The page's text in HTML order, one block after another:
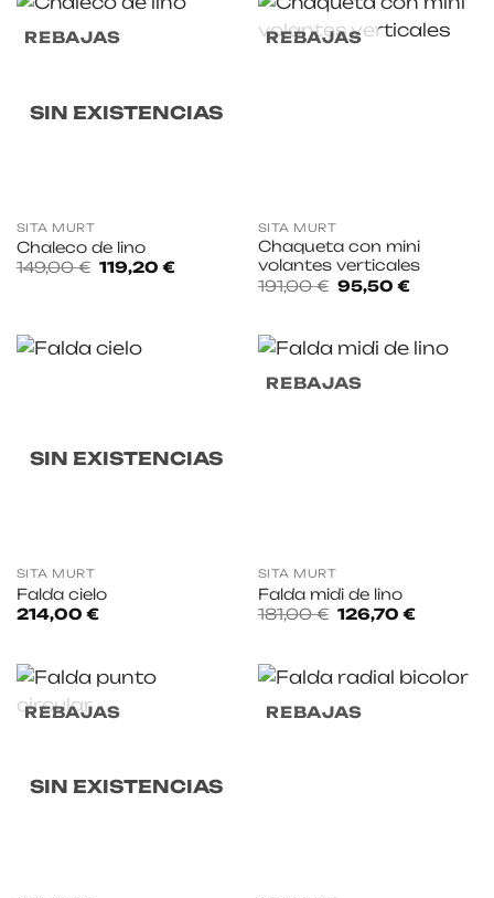
REBAJAS
SIN EXISTENCIAS
SITA MURT
Chaleco de lino
149,00€ El
precio
119,20 €El
REBAJAS
SITA MURT
Chaqueta con mini
volantes verticales
191,00€ El
precio
191,00 €.
95,50 €El
95,50 €.
SIN EXISTENCIAS
SITA MURT
Falda cielo
214,00 €
REBAJAS
SITA MURT
Falda midi de lino
181,00€ El
precio
181,00 €.
126,70 €El
126,70 €.
REBAJAS
SIN EXISTENCIAS
REBAJAS